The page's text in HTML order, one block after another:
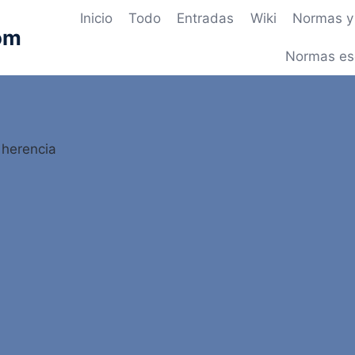
Inicio Todo Entradas Wiki Normas
Normas